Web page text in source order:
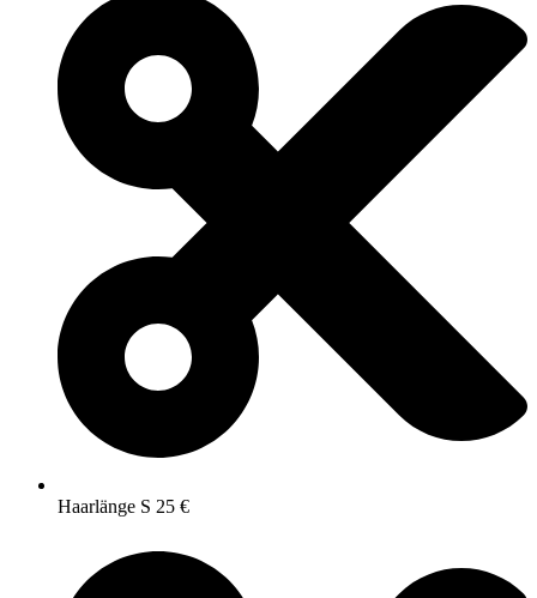
Haarlänge S 25 €